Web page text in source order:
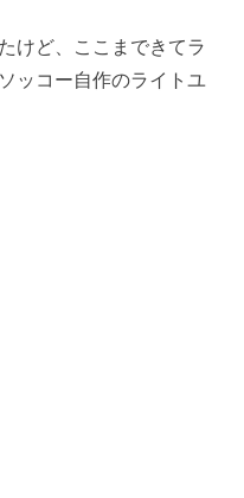
けど、ここまできてラ
ッコー自作のライトユ